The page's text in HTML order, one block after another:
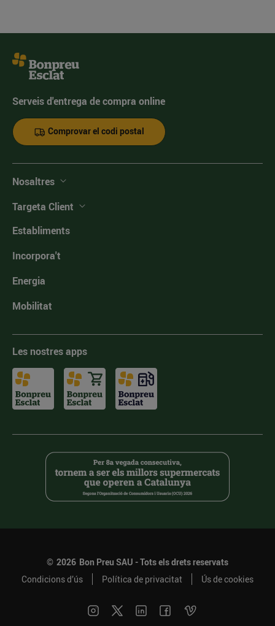
Serveis d'entrega de compra online
Comprovar el codi postal
Nosaltres
Targeta Client
Establiments
Incorpora't
Energia
Mobilitat
Les nostres apps
© 2026 Bon Preu SAU - Tots els drets reservats
Condicions d’ús
Política de privacitat Ús de cookies